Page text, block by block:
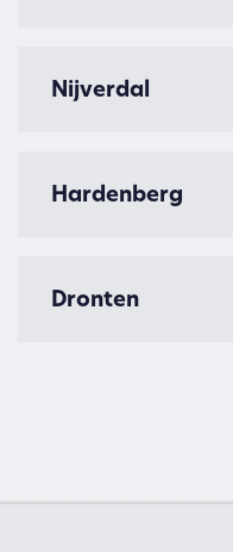
Nijverdal
Hardenberg
Dronten